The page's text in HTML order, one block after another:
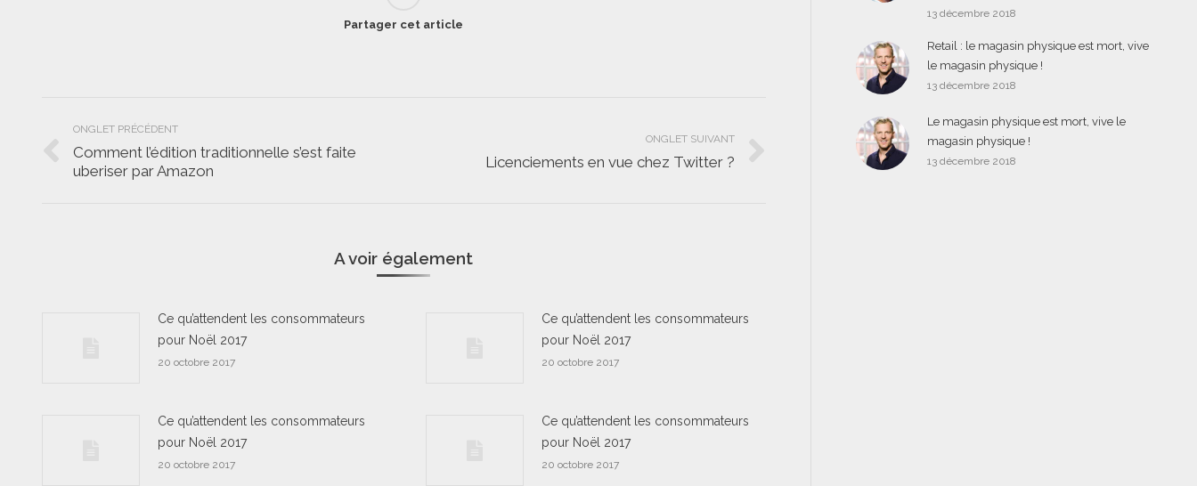
Partager cet article
Navigation
de
commentaire
ONGLET PRÉCÉDENT
Onglet
précédent
Comment l’édition traditionnelle s’est faite
uberiser par Amazon
ONGLET SUIVANT
Licenciements en vue chez Twitter ?
A voir également
Ce qu’attendent les consommateurs
pour Noël 2017
20 octobre 2017
Ce qu’attendent les consommateurs
pour Noël 2017
20 octobre 2017
Ce qu’attendent les consommateurs
pour Noël 2017
20 octobre 2017
Ce qu’attendent les consommateurs
pour Noël 2017
20 octobre 2017
13 décembre 2018
Retail : le magasin physique est mort, vive
le magasin physique !
13 décembre 2018
Le magasin physique est mort, vive le
magasin physique !
13 décembre 2018